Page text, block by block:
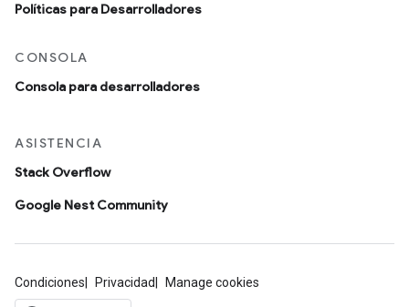
Políticas para Desarrolladores
CONSOLA
Consola para desarrolladores
ASISTENCIA
Stack Overflow
Google Nest Community
Condiciones Privacidad Manage cookies